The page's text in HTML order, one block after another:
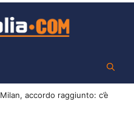
Milan, accordo raggiunto: c’è